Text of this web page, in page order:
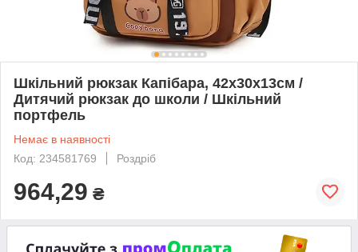
Шкільний рюкзак Капібара, 42х30х13см /
Дитячий рюкзак до школи / Шкільний
портфель
Немає в наявності
Код: 234581769
Роздріб
964,29 ₴